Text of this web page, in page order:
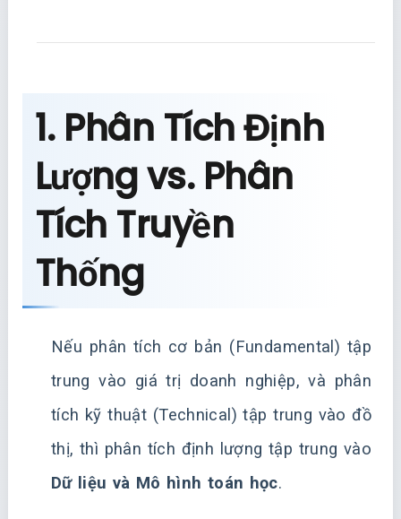
1. Phân Tích Định
Lượng vs. Phân
Tích Truyền
Thống
Nếu phân tích cơ bản (Fundamental) tập
trung vào giá trị doanh nghiệp, và phân
tích kỹ thuật (Technical) tập trung vào đồ
thị, thì phân tích định lượng tập trung vào
Dữ liệu và Mô hình toán học.